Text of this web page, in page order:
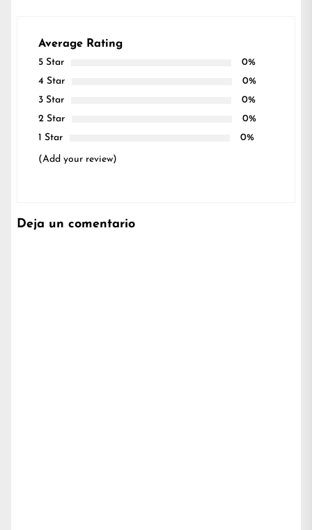
Average Rating
5 Star
0%
4 Star
0%
3 Star
0%
2 Star
0%
1 Star
0%
(Add your review)
Deja un comentario